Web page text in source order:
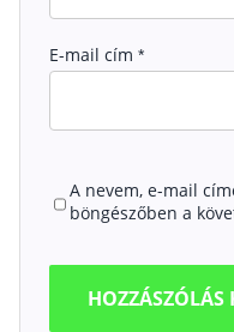
E-mail cím *
A nevem, e-mail
böngészőben a